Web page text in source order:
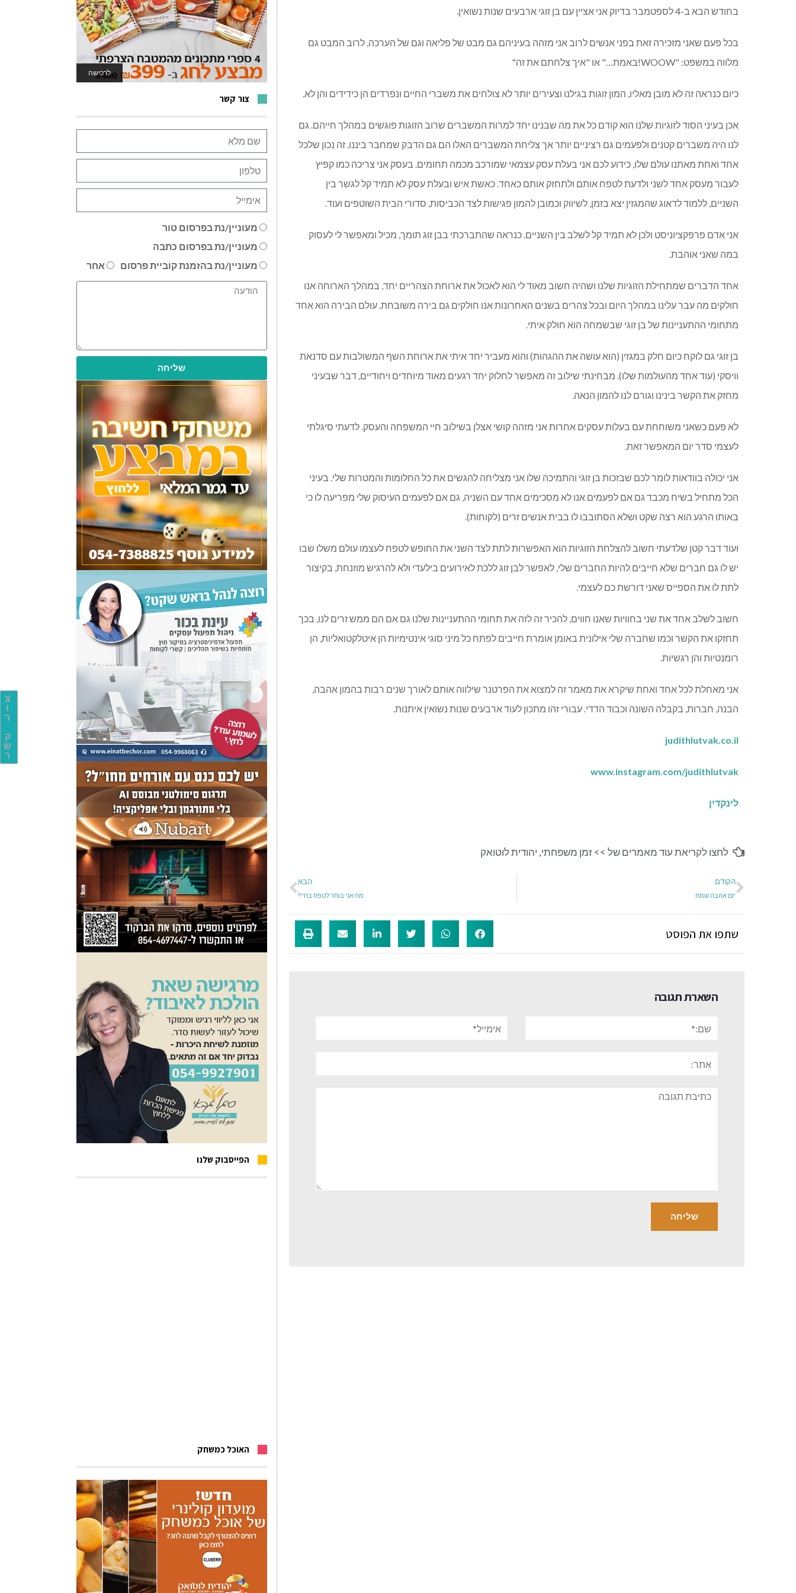
צ
ו
ר
ק
ש
ר
בחודש הבא ב-4 לספטמבר בדיוק אני אציין עם בן זוגי ארבעים שנות נשואין.
בכל פעם שאני מזכירה זאת בפני אנשים לרוב אני מזהה בעיניהם גם מבט של פליאה וגם של הערכה, לרוב המבט גם
מלווה במשפט: "WOOW! באמת…" או "איך צלחתם את זה"
כיום כנראה זה לא מובן מאליו, המון זוגות בגילנו וצעירים יותר לא צולחים את משברי החיים ונפרדים הן כידידים והן לא.
אכן בעיני הסוד לזוגיות שלנו הוא קודם כל את מה שבנינו יחד למרות המשברים שרוב הזוגות פוגשים במהלך חייהם. גם
לנו היה משברים קטנים ולפעמים גם רציניים יותר אך צליחת המשברים האלו הם גם הדבק שמחבר ביננו. זה נכון שלכל
אחד ואחת מאתנו עולם שלו, כידוע לכם אני בעלת עסק עצמאי שמורכב מכמה תחומים. בעסק אני צריכה כמו קפיץ
לעבור מעסק אחד לשני ולדעת לטפח אותם ולתחזק אותם כאחד. כאשת איש ובעלת עסק לא תמיד קל לגשר בין
השניים, ללמוד לדאוג שהמגזין יצא בזמן, לשיווק וכמובן להמון פגישות לצד הכביסות, סדורי הבית השוטפים ועוד.
אני אדם פרפקציוניסט ולכן לא תמיד קל לשלב בין השניים. כנראה שהתברכתי בבן זוג תומך, מכיל ומאפשר לי לעסוק
במה שאני אוהבת.
אחד הדברים שמתחילת הזוגיות שלנו ושהיה חשוב מאוד לי הוא לאכול את ארוחת הצהריים יחד, במהלך הארוחה אנו
חולקים מה עבר עלינו במהלך היום ובכל צהרים בשנים האחרונות אנו חולקים גם בירה משובחת. עולם הבירה הוא אחד
מתחומי ההתעניינות של בן זוגי שבשמחה הוא חולק איתי.
בן זוגי גם לוקח כיום חלק במגזין (הוא עושה את ההגהות) והוא מעביר יחד איתי את ארוחת השף המשולבות עם סדנאת
וויסקי (עוד אחד מהעולמות שלו). מבחינתי שילוב זה מאפשר לחלוק יחד רגעים מאוד מיוחדים ויחודיים, דבר שבעיני
מחזק את הקשר בינינו וגורם לנו להמון הנאה.
לא פעם כשאני משוחחת עם בעלות עסקים אחרות אני מזהה קושי אצלן בשילוב חיי המשפחה והעסק. לדעתי סיגלתי
לעצמי סדר יום המאפשר זאת.
אני יכולה בוודאות לומר לכם שבזכות בן זוגי והתמיכה שלו אני מצליחה להגשים את כל החלומות והמטרות שלי. בעיני
הכל מתחיל בשיח מכבד גם אם לפעמים אנו לא מסכימים אחד עם השניה, גם אם לפעמים העיסוק שלי מפריעה לו כי
באותו הרגע הוא רצה שקט ושלא הסתובבו לו בבית אנשים זרים (לקוחות).
ועוד דבר קטן שלדעתי חשוב להצלחת הזוגיות הוא האפשרות לתת לצד השני את החופש לטפח לעצמו עולם משלו שבו
יש לו גם חברים שלא חייבים להיות החברים שלי, לאפשר לבן זוג ללכת לאירועים בילעדי ולא להרגיש מוזנחת, בקיצור
לתת לו את הספייס שאני דורשת כם לעצמי.
חשוב לשלב אחד את שני בחוויות שאנו חווים, להכיר זה לזה את תחומי ההתעניינות שלנו גם אם הם ממש זרים לנו, בכך
תחזקו את הקשר וכמו שחברה שלי אילונית באומן אומרת חייבים לפתח כל מיני סוגי אינטימיות הן איטלקטואליות, הן
רומנטיות והן רגשיות.
אני מאחלת לכל אחד ואחת שיקרא את מאמר זה למצוא את הפרטנר שילווה אותם לאורך שנים רבות בהמון אהבה,
הבנה, חברות, בקבלה השונה וכבוד הדדי. עבורי זהו מתכון לעוד ארבעים שנות נשואין איתנות.
judithlutvak.co.il
www.instagram.com/judithlutvak
לינקדין
לחצו לקריאת עוד מאמרים של >>זמן משפחתי, יהודית לוטואק
הקודם
יום אהבה שמח
הבא
מה אני בוחר לטפח בחיי?
שתפו את הפוסט
השארת תגובה
תגובה
לרכישה
לאתר המשחקים
צור קשר
מעוניין/נת בפרסום טור
מעוניין/נת בפרסום כתבה
מעוניין/נת בהזמנת קוביית פרסום
אחר
שליחה
הפייסבוק שלנו
האוכל כמשחק